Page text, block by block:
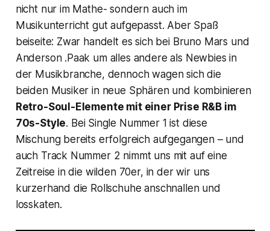
nicht nur im Mathe- sondern auch im
Musikunterricht gut aufgepasst. Aber Spaß
beiseite: Zwar handelt es sich bei Bruno Mars und
Anderson .Paak um alles andere als Newbies in
der Musikbranche, dennoch wagen sich die
beiden Musiker in neue Sphären und kombinieren
Retro-Soul-Elemente mit einer Prise R&B im
70s-Style. Bei Single Nummer 1 ist diese
Mischung bereits erfolgreich aufgegangen – und
auch Track Nummer 2 nimmt uns mit auf eine
Zeitreise in die wilden 70er, in der wir uns
kurzerhand die Rollschuhe anschnallen und
losskaten.